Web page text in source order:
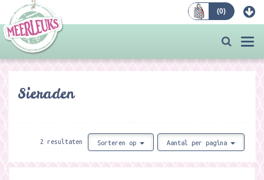
(0)
Sieraden
2 resultaten Sorteren op Aantal per pagina